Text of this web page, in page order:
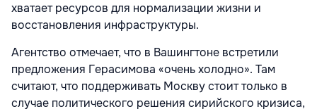
хватает ресурсов для нормализации жизни и
восстановления инфраструктуры.
Агентство отмечает, что в Вашингтоне встретили
предложения Герасимова «очень холодно». Там
считают, что поддерживать Москву стоит только в
случае политического решения сирийского кризиса,